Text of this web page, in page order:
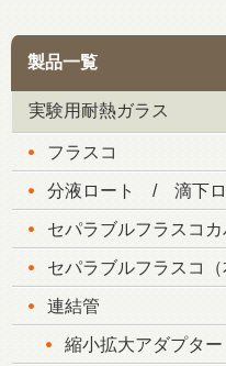
製品一覧
実験用耐熱ガラス
フラスコ
分液ロート / 滴下ロ
セパラブルフラスコカ
セパラブルフラスコ（
連結管
縮小拡大アダプター